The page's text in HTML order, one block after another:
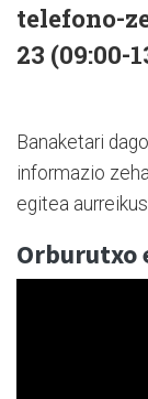
telefono-
23 (09:00-
Banaketari
informazio
egitea
Orburutxo